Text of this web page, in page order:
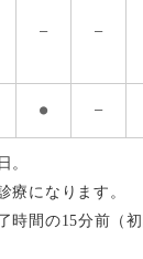
― ―
● ―
。
療になります。
時間の15分前（